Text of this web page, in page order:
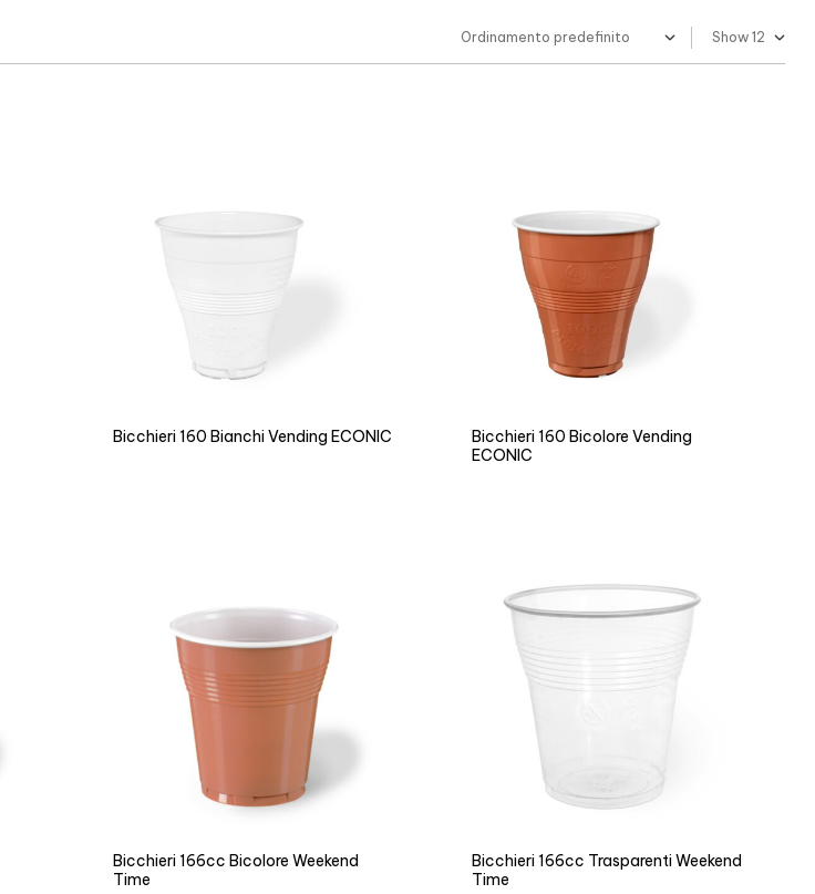
Show
Bicchieri 160 Bianchi Vending ECONIC
Bicchieri 160 Bicolore Vending
ECONIC
Bicchieri 166cc Bicolore Weekend
Time
Bicchieri 166cc Trasparenti Weekend
Time